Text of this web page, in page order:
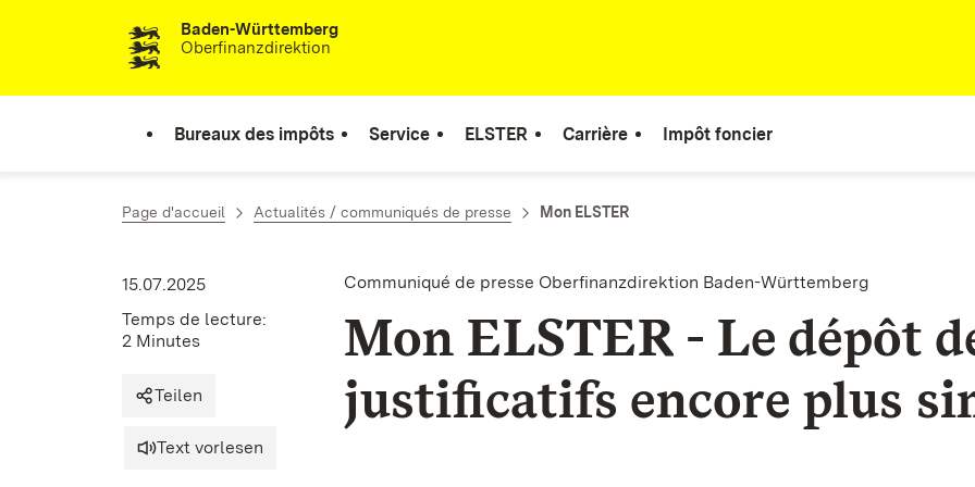
Passer au contenuBaden-Württemberg
Oberfinanzdirektion
Bureaux des impôts Service ELSTER Carrière Impôt foncier
Page d'accueil Actualités / communiqués de presse Mon ELSTER
Communiqué de presse Oberfinanzdirektion Baden-Württemberg
Mon ELSTER - Le dépôt
justificatifs encore plus
15.07.2025
Temps de lecture:
2 Minutes
Teilen
Text vorlesen